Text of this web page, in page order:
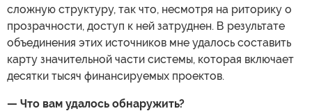
сложную структуру, так что, несмотря на риторику о
прозрачности, доступ к ней затруднен. В результате
объединения этих источников мне удалось составить
карту значительной части системы, которая включает
десятки тысяч финансируемых проектов.
— Что вам удалось обнаружить?